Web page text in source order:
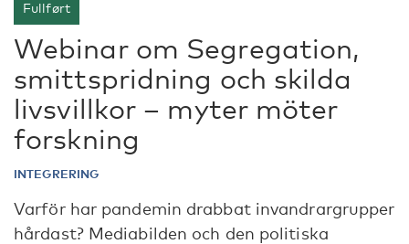
Fullført
Webinar om Segregation,
smittspridning och skilda
livsvillkor – myter möter
forskning
INTEGRERING
Varför har pandemin drabbat invandrargrupper
hårdast? Mediabilden och den politiska